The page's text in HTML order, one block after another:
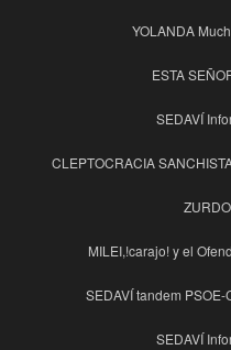
YOLANDA
ESTA
SEDAVÍ
CLEPTOCRACIA
MILEI,!carajo! y el
SEDAVÍ tandem
SEDAVÍ